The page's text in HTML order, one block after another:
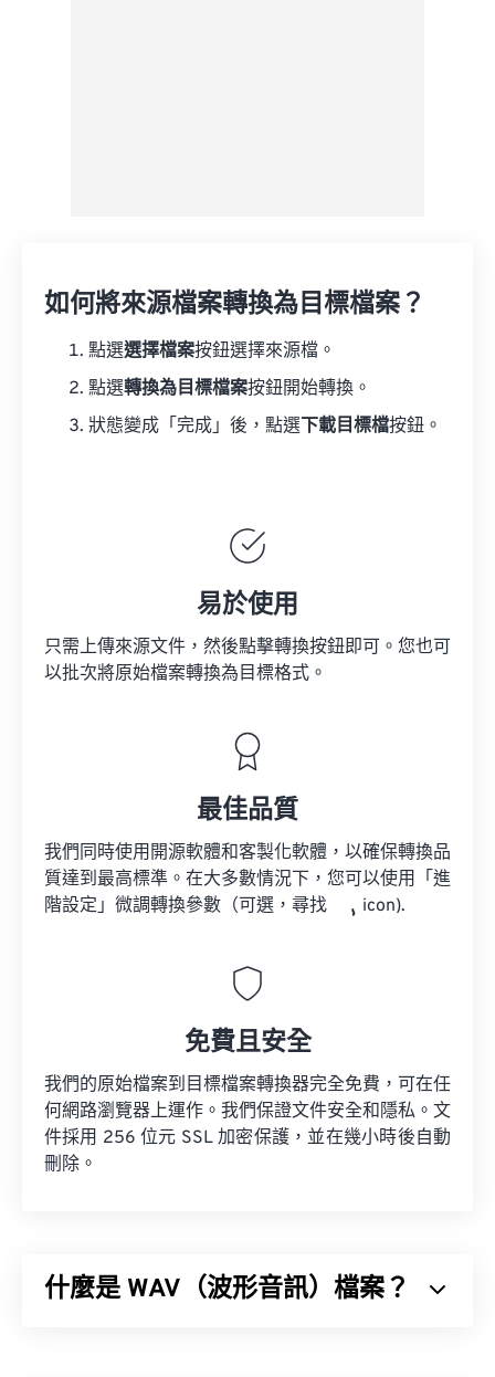
如何將來源檔案轉換為目標檔案？
點選選擇檔案按鈕選擇來源檔。
點選轉換為目標檔案按鈕開始轉換。
狀態變成「完成」後，點選 下載目標檔按鈕。
易於使用
只需上傳來源文件，然後點擊轉換按鈕即可。您也可
以批次將原始檔案轉換為目標格式。
最佳品質
我們同時使用開源軟體和客製化軟體，以確保轉換品
質達到最高標準。在大多數情況下，您可以使用「進
階設定」微調轉換參數（可選，尋找
icon).
免費且安全
我們的原始檔案到目標檔案轉換器完全免費，可在任
何網路瀏覽器上運作。我們保證文件安全和隱私。文
件採用 256 位元 SSL 加密保護，並在幾小時後自動
刪除。
什麼是 WAV（波形音訊）檔案？